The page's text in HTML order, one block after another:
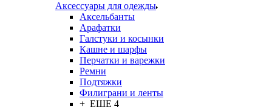
Аксессуары для одежды
Аксельбанты
Арафатки
Галстуки и косынки
Кашне и шарфы
Перчатки и варежки
Ремни
Подтяжки
Филиграни и ленты
+ ЕЩЕ 4